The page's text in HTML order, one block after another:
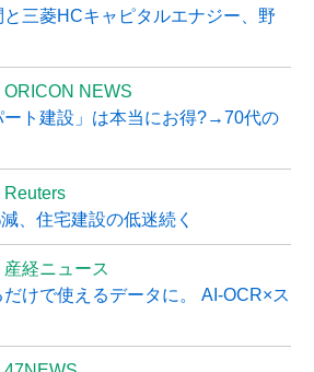
三菱HCキャピタルエナジー、野
ORICON NEWS
ート建設」は本当にお得?→70代の
Reuters
、住宅建設の低迷続く
産経ニュース
けで使えるデータに。 AI-OCR×ス